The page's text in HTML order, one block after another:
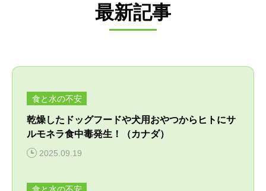
最新記事
食と水の不安
乾燥したドッグフードや犬用おやつからヒトにサ
ルモネラ食中毒発生！（カナダ）
2025.09.19